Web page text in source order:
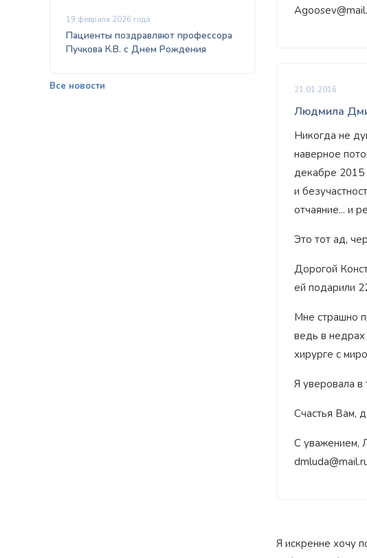
19 февраля 2026 года
Пациенты поздравляют профессора
Пучкова К.В. с Днем Рождения
Все новости 21.01.2016
Людмила
Никогда не
наверное
декабре 2015
и
отчаяние... и
Это тот ад,
Дорогой
ей подарили
Мне страшно
ведь в
хирурге с
Я уверовала
Счастья Вам,
С уважением,
Я искренне хочу